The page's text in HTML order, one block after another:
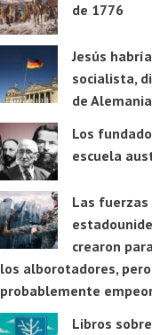
de 1776
Jesús
socialista,
de Alemania
Los
escuela
Las
crearon
los alborotadores, pero
probablemente
Libros